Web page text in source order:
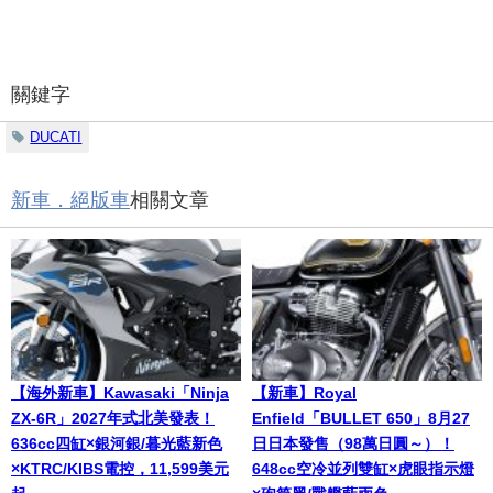
關鍵字
DUCATI
新車．絕版車相關文章
【海外新車】Kawasaki「Ninja
ZX-6R」2027年式北美發表！
636cc四缸×銀河銀/暮光藍新色
×KTRC/KIBS電控，11,599美元
【新車】Royal
Enfield「BULLET 650」8月27
日日本發售（98萬日圓～）！
648cc空冷並列雙缸×虎眼指示燈